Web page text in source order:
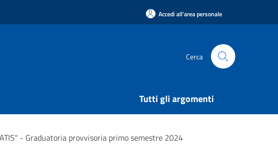
Accedi all'area personale
Cerca
Tutti gli argomenti
- Graduatoria provvisoria primo semestre 2024